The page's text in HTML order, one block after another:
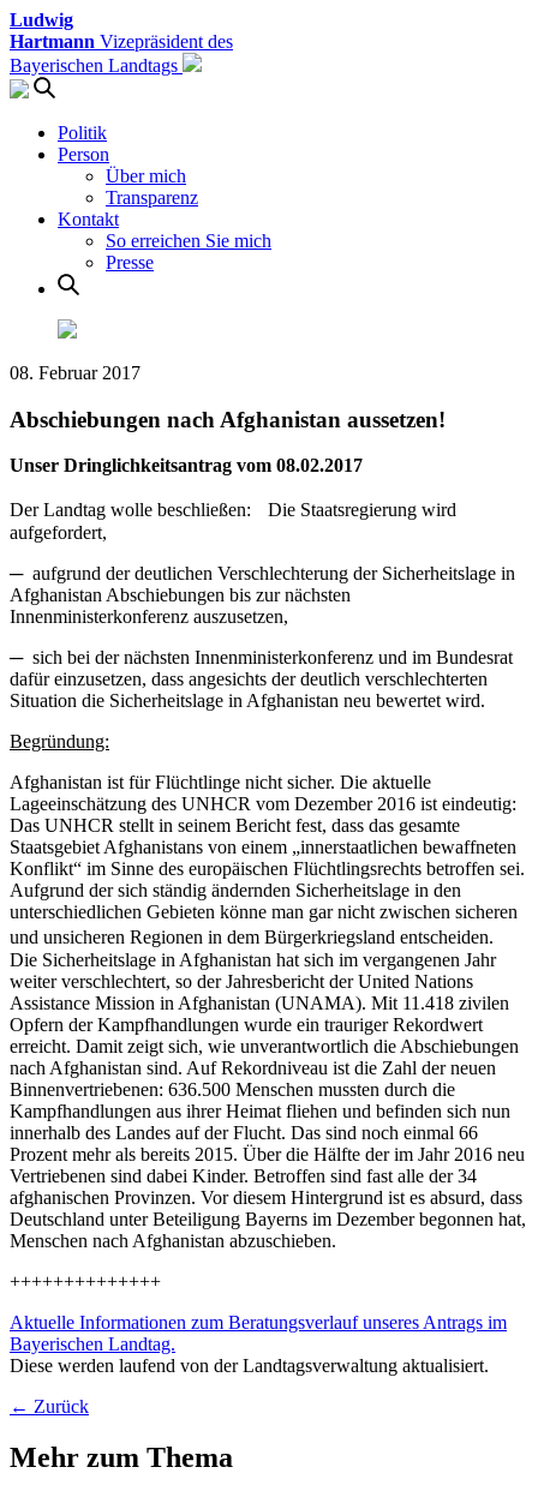
Ludwig
Hartmann Vizepräsident des
Bayerischen Landtags
Politik
Person
Über mich
Transparenz
Kontakt
So erreichen Sie mich
Presse
08. Februar 2017
Abschiebungen nach Afghanistan aussetzen!
Unser Dringlichkeitsantrag vom 08.02.2017
Der Landtag wolle beschließen: Die Staatsregierung wird
aufgefordert,
─ aufgrund der deutlichen Verschlechterung der Sicherheitslage in
Afghanistan Abschiebungen bis zur nächsten
Innenministerkonferenz auszusetzen,
─ sich bei der nächsten Innenministerkonferenz und im Bundesrat
dafür einzusetzen, dass angesichts der deutlich verschlechterten
Situation die Sicherheitslage in Afghanistan neu bewertet wird.
Begründung:
Afghanistan ist für Flüchtlinge nicht sicher. Die aktuelle
Lageeinschätzung des UNHCR vom Dezember 2016 ist eindeutig:
Das UNHCR stellt in seinem Bericht fest, dass das gesamte
Staatsgebiet Afghanistans von einem „innerstaatlichen bewaffneten
Konflikt“ im Sinne des europäischen Flüchtlingsrechts betroffen sei.
Aufgrund der sich ständig ändernden Sicherheitslage in den
unterschiedlichen Gebieten könne man gar nicht zwischen sicheren
und unsicheren Regionen in dem Bürgerkriegsland entscheiden.
Die Sicherheitslage in Afghanistan hat sich im vergangenen Jahr
weiter verschlechtert, so der Jahresbericht der United Nations
Assistance Mission in Afghanistan (UNAMA). Mit 11.418 zivilen
Opfern der Kampfhandlungen wurde ein trauriger Rekordwert
erreicht. Damit zeigt sich, wie unverantwortlich die Abschiebungen
nach Afghanistan sind. Auf Rekordniveau ist die Zahl der neuen
Binnenvertriebenen: 636.500 Menschen mussten durch die
Kampfhandlungen aus ihrer Heimat fliehen und befinden sich nun
innerhalb des Landes auf der Flucht. Das sind noch einmal 66
Prozent mehr als bereits 2015. Über die Hälfte der im Jahr 2016 neu
Vertriebenen sind dabei Kinder. Betroffen sind fast alle der 34
afghanischen Provinzen. Vor diesem Hintergrund ist es absurd, dass
Deutschland unter Beteiligung Bayerns im Dezember begonnen hat,
Menschen nach Afghanistan abzuschieben.
++++++++++++++
Aktuelle Informationen zum Beratungsverlauf unseres Antrags im
Bayerischen Landtag.
Diese werden laufend von der Landtagsverwaltung aktualisiert.
← Zurück
Mehr zum Thema